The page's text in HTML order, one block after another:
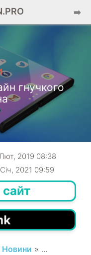
➡️
гнучкого
2019 08:38
2021 09:59
Новини » ...